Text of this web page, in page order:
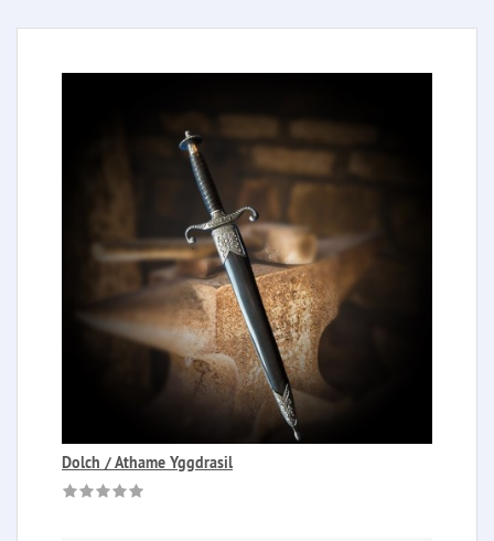
Dolch / Athame Yggdrasil